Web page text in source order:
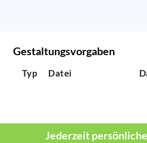
Gestaltungsvorgaben
Typ Datei
Jederzeit